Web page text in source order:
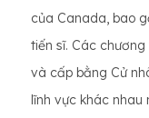
của Canada, bao
tiến sĩ. Các
và cấp bằng Cử
lĩnh vực khác nhau